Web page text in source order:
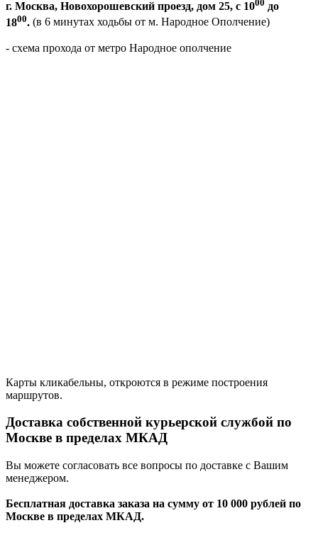
г. Москва, Новохорошевский проезд, дом 25, с 1000 до
1800. (в 6 минутах ходьбы от м. Народное Ополчение)
- схема прохода от метро Народное ополчение
Карты кликабельны, откроются в режиме построения
маршрутов.
Доставка собственной курьерской службой по
Москве в пределах МКАД
Вы можете согласовать все вопросы по доставке с Вашим
менеджером.
Бесплатная доставка заказа на сумму от 10 000 рублей по
Москве в пределах МКАД.